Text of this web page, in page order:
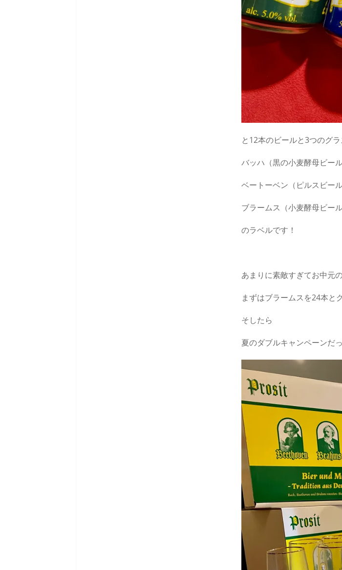
と12本のビールと3つのグラ
バッハ（黒の小麦酵母ビール
ベートーベン（ピルスビール
ブラームス（小麦酵母ビー
のラベルです！
あまりに素敵すぎてお中元
まずはブラームスを24本と
そしたら
夏のダブルキャンペーンだ